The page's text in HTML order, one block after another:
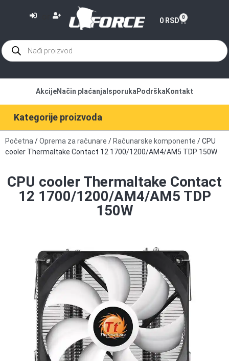
0 RSD 0
Kategorije proizvoda
AkcijeNačin plaćanja Isporuka Podrška Kontakt
Početna /Oprema za računare / Računarske komponente / CPU
cooler Thermaltake Contact 12 1700/1200/AM4/AM5 TDP 150W
CPU cooler Thermaltake Contact
12 1700/1200/AM4/AM5 TDP
150W